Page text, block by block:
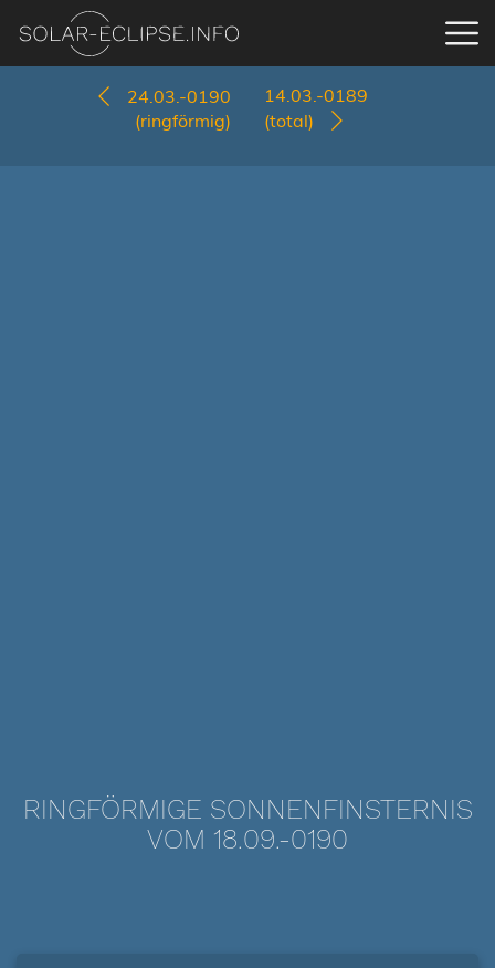
24.03.-0190
(ringförmig)
14.03.-0189
(total)
RINGFÖRMIGE SONNENFINSTERNIS
VOM 18.09.-0190